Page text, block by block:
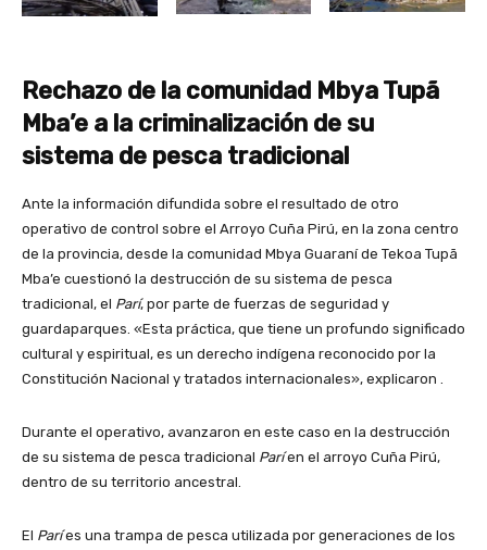
Rechazo de la comunidad Mbya Tupã
Mba’e a la criminalización de su
sistema de pesca tradicional
Ante la información difundida sobre el resultado de otro
operativo de control sobre el Arroyo Cuña Pirú, en la zona centro
de la provincia, desde la comunidad Mbya Guaraní de Tekoa Tupã
Mba’e cuestionó la destrucción de su sistema de pesca
tradicional, el Parí, por parte de fuerzas de seguridad y
guardaparques. «Esta práctica, que tiene un profundo significado
cultural y espiritual, es un derecho indígena reconocido por la
Constitución Nacional y tratados internacionales», explicaron .
Durante el operativo, avanzaron en este caso en la destrucción
de su sistema de pesca tradicional Paríen el arroyo Cuña Pirú,
dentro de su territorio ancestral.
El Paríes una trampa de pesca utilizada por generaciones de los